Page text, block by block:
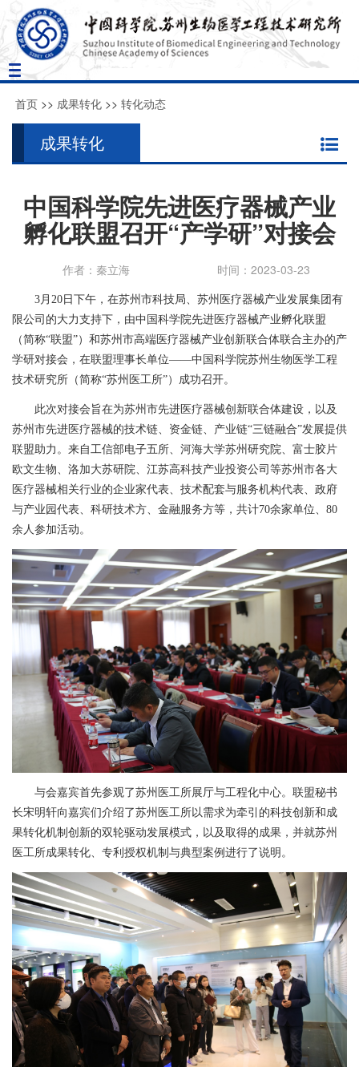
Toggle
navigation
首页 >> 成果转化 >> 转化动态
成果转化
中国科学院先进医疗器械产业
孵化联盟召开“产学研”对接会
作者：秦立海 时间：2023-03-23
3 月 20 日下午，在苏州市科技局、苏州医疗器械产业发展集团有
限公司的大力支持下，由中国科学院先进医疗器械产业孵化联盟
（简称“联盟”）和苏州市高端医疗器械产业创新联合体联合主办的产
学研对接会，在联盟理事长单位——中国科学院苏州生物医学工程
技术研究所（简称“苏州医工所”）成功召开。
此次对接会旨在为苏州市先进医疗器械创新联合体建设，以及
苏州市先进医疗器械的技术链、资金链、产业链“三链融合”发展提供
联盟助力。来自工信部电子五所、河海大学苏州研究院、富士胶片
欧文生物、洛加大苏研院、江苏高科技产业投资公司等苏州市各大
医疗器械相关行业的企业家代表、技术配套与服务机构代表、政府
与产业园代表、科研技术方、金融服务方等，共计70余家单位、 80
余人参加活动。
与会嘉宾首先参观了苏州医工所展厅与工程化中心。联盟秘书
长宋明轩向嘉宾们介绍了苏州医工所以需求为牵引的科技创新和成
果转化机制创新的双轮驱动发展模式，以及取得的成果，并就苏州
医工所成果转化、专利授权机制与典型案例进行了说明。